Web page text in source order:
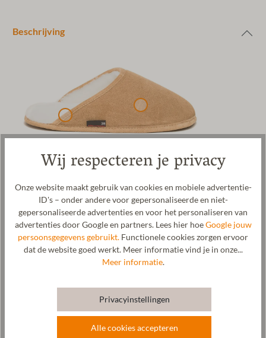
Beschrijving
Lamsvacht pantoffels voor dames en heren. Het bovenmateriaal
van deze pantoffel bestaat uit plantaardig gelooid suède aan de
buitenkant en heerlijk zachte lamsvacht aan de binnenkant. De
leren zool, eveneens van plantaardig gelooid leer, is bijzonder
soepel en zorgt voor een geruisloze loopervaring in huis. De
zachte, knusse lamsvacht heeft een ontspannende werking op je
en temperatuurregulerend. Het is bekend dat lamsvacht een
bijzonder weldadige invloed heeft op het menselijk lichaam, wat
zorgt voor een optimaal welzijn. Onze lamsvacht pantoffels
worden vervaardigd in Portugal.
Wij respecteren je privacy
Onze website maakt gebruik van cookies en mobiele advertentie-
ID's – onder andere voor gepersonaliseerde en niet-
gepersonaliseerde advertenties en voor het personaliseren van
advertenties door Google en partners. Lees hier hoeGoogle jouw
persoonsgegevens gebruikt. Functionele cookies zorgen ervoor
dat de website goed werkt. Meer informatie vind je in onze...
Meer informatie.
Privacyinstellingen
Alle cookies accepteren